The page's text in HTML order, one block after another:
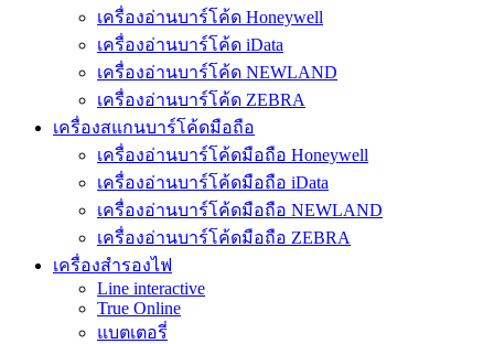
เครื่องอ่านบาร์โค้ด Honeywell
เครื่องอ่านบาร์โค้ด iData
เครื่องอ่านบาร์โค้ด NEWLAND
เครื่องอ่านบาร์โค้ด ZEBRA
เครื่องสแกนบาร์โค้ดมือถือ
เครื่องอ่านบาร์โค้ดมือถือ Honeywell
เครื่องอ่านบาร์โค้ดมือถือ iData
เครื่องอ่านบาร์โค้ดมือถือ NEWLAND
เครื่องอ่านบาร์โค้ดมือถือ ZEBRA
เครื่องสำรองไฟ
Line interactive
True Online
แบตเตอรี่